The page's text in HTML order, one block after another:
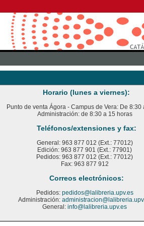
Horario (lunes a viernes):
Punto de venta Ágora - Campus de Vera: De 8:30
Administración: de 8:30 a 15 horas
Teléfonos/extensiones y fax:
General: 963 877 012 (Ext.: 77012)
Edición: 963 877 901 (Ext.: 77901)
Pedidos: 963 877 012 (Ext.: 77012)
Fax: 963 877 912
Correos electrónicos:
Pedidos: pedidos@lalibreria.upv.es
Administración:
General: info@lalibreria.upv.es